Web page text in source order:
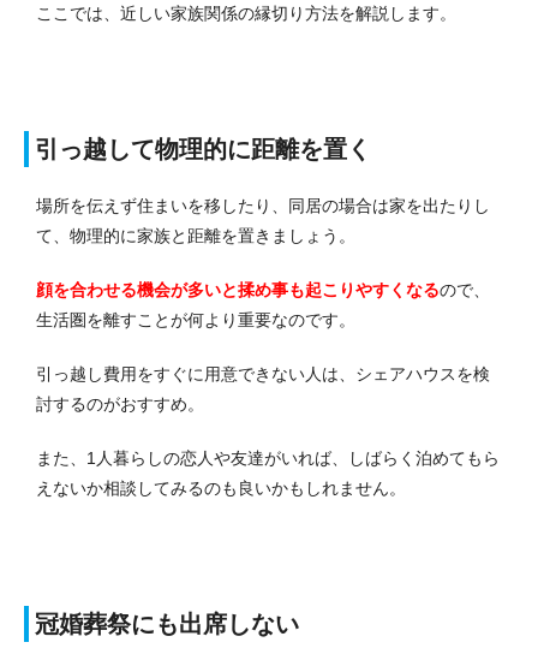
ここでは、近しい家族関係の縁切り方法を解説します。
引っ越して物理的に距離を置く
場所を伝えず住まいを移したり、同居の場合は家を出たりし
て、物理的に家族と距離を置きましょう。
顔を合わせる機会が多いと揉め事も起こりやすくなるので、
生活圏を離すことが何より重要なのです。
引っ越し費用をすぐに用意できない人は、シェアハウスを検
討するのがおすすめ。
また、1人暮らしの恋人や友達がいれば、しばらく泊めてもら
えないか相談してみるのも良いかもしれません。
冠婚葬祭にも出席しない